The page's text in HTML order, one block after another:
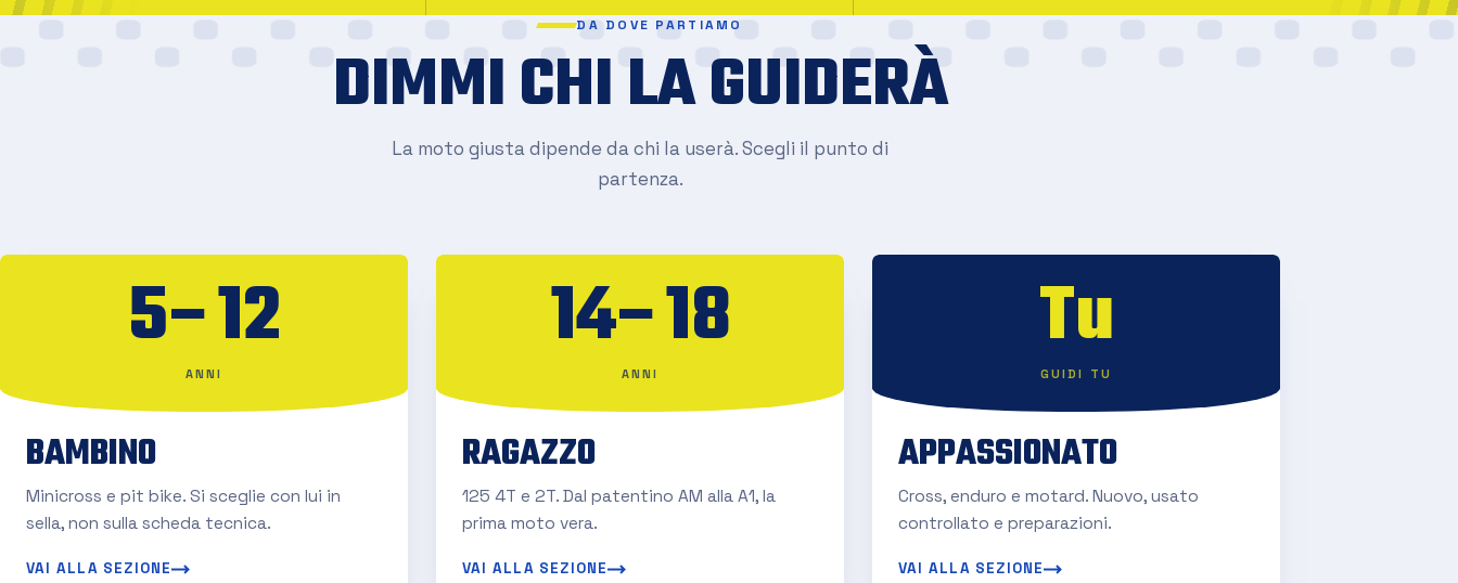
DA DOVE PARTIAMO
DIMMI CHI LA GUIDERÀ
La moto giusta dipende da chi la userà. Scegli il punto di
partenza.
5–12
ANNI
BAMBINO
Minicross e pit bike. Si sceglie con lui in
sella, non sulla scheda tecnica.
VAI ALLA SEZIONE
14–18
ANNI
RAGAZZO
125 4T e 2T. Dal patentino AM alla A1, la
prima moto vera.
VAI ALLA SEZIONE
Tu
GUIDI TU
APPASSIONATO
Cross, enduro e motard. Nuovo, usato
controllato e preparazioni.
VAI ALLA SEZIONE